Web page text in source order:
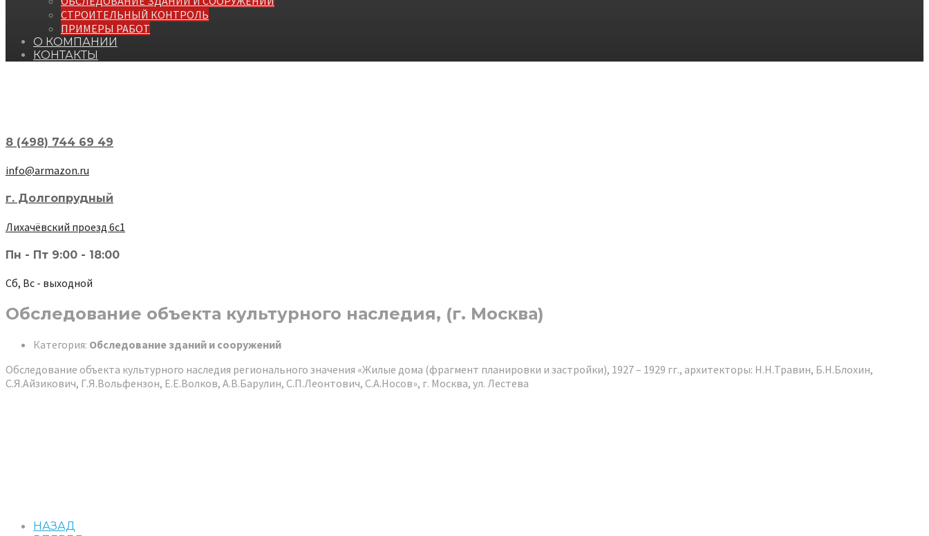
СТРОИТЕЛЬНЫЙ КОНТРОЛЬ
ПРИМЕРЫ РАБОТ
О КОМПАНИИ
КОНТАКТЫ
8 (498) 744 69 49
info@armazon.ru
г. Долгопрудный
Лихачёвский проезд 6с1
Пн - Пт 9:00 - 18:00
Сб, Вс - выходной
Обследование объекта культурного наследия, (г. Москва)
Категория: Обследование зданий и сооружений
Обследование объекта культурного наследия регионального значения «Жилые дома (фрагмент планировки и застройки), 1927 – 1929 гг., архитекторы: Н.Н.Травин, Б.Н.Блохин,
С.Я.Айзикович, Г.Я.Вольфензон, Е.Е.Волков, А.В.Барулин, С.П.Леонтович, С.А.Носов», г. Москва, ул. Лестева
НАЗАД